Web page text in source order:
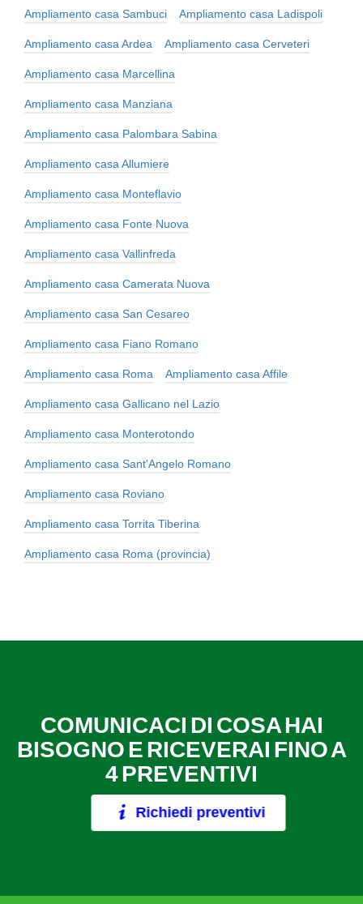
Ampliamento casa Sambuci Ampliamento casa Ladispoli
Ampliamento casa Ardea Ampliamento casa Cerveteri
Ampliamento casa Marcellina
Ampliamento casa Manziana
Ampliamento casa Palombara Sabina
Ampliamento casa Allumiere
Ampliamento casa Monteflavio
Ampliamento casa Fonte Nuova
Ampliamento casa Vallinfreda
Ampliamento casa Camerata Nuova
Ampliamento casa San Cesareo
Ampliamento casa Fiano Romano
Ampliamento casa Roma Ampliamento casa Affile
Ampliamento casa Gallicano nel Lazio
Ampliamento casa Monterotondo
Ampliamento casa Sant'Angelo Romano
Ampliamento casa Roviano
Ampliamento casa Torrita Tiberina
Ampliamento casa Roma (provincia)
COMUNICACI DI COSA HAI
BISOGNO E RICEVERAI FINO A
4 PREVENTIVI
Richiedi preventivi